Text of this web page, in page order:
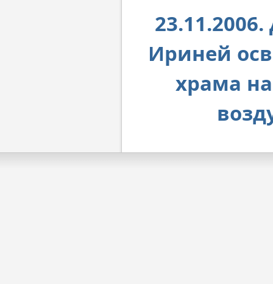
Ириней
храма